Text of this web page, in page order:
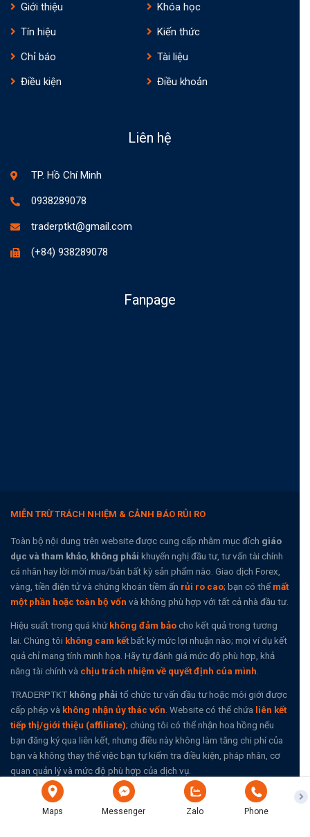
Giới thiệu
Khóa học
Tín hiệu
Kiến thức
Chỉ báo
Tài liệu
Điều kiện
Điều khoản
Liên hệ
TP. Hồ Chí Minh
0938289078
traderptkt@gmail.com
(+84) 938289078
Fanpage
MIỄN TRỪ TRÁCH NHIỆM & CẢNH BÁO RỦI RO
Toàn bộ nội dung trên website được cung cấp nhằm mục đích giáo
dục và tham khảo, không phải khuyến nghị đầu tư, tư vấn tài chính
cá nhân hay lời mời mua/bán bất kỳ sản phẩm nào. Giao dịch Forex,
vàng, tiền điện tử và chứng khoán tiềm ẩn rủi ro cao; bạn có thể mất
một phần hoặc toàn bộ vốn và không phù hợp với tất cả nhà đầu tư.
Hiệu suất trong quá khứkhông đảm bảocho kết quả trong tương
lai. Chúng tôi không cam kếtbất kỳ mức lợi nhuận nào; mọi ví dụ kết
quả chỉ mang tính minh họa. Hãy tự đánh giá mức độ phù hợp, khả
năng tài chính và chịu trách nhiệm về quyết định của mình.
TRADERPTKT không phải tổ chức tư vấn đầu tư hoặc môi giới được
cấp phép và không nhận ủy thác vốn. Website có thể chứa liên kết
tiếp thị/giới thiệu (affiliate); chúng tôi có thể nhận hoa hồng nếu
bạn đăng ký qua liên kết, nhưng điều này không làm tăng chi phí của
bạn và không thay thế việc bạn tự kiểm tra điều kiện, pháp nhân, cơ
quan quản lý và mức độ phù hợp của dịch vụ.
Miễn trừ trách nhiệm Điều khoản sử dụng ·Chính sách quyền riêng
Maps Messenger Zalo Phone